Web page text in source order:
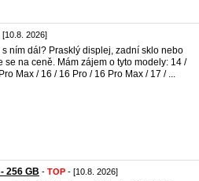
[10.8. 2026]
s ním dál? Prasklý displej, zadní sklo nebo
na ceně. Mám zájem o tyto modely: 14 /
Max / 16 / 16 Pro / 16 Pro Max / 17 / ...
256 GB - TOP - [10.8. 2026]